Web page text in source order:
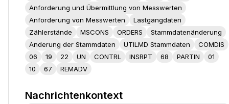
Anforderung und Übermittlung von Messwerten
Anforderung von Messwerten
Lastgangdaten
Zählerstände
MSCONS ORDERS
Stammdatenänderung
Änderung der Stammdaten
UTILMD Stammdaten
COMDIS
06
19 22 UN CONTRL INSRPT 68 PARTIN
01
10
67 REMADV
Nachrichtenkontext